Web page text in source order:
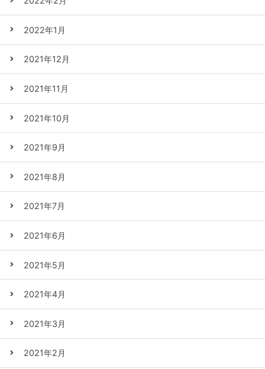
2022年1月
2021年12月
2021年11月
2021年10月
2021年9月
2021年8月
2021年7月
2021年6月
2021年5月
2021年4月
2021年3月
2021年2月